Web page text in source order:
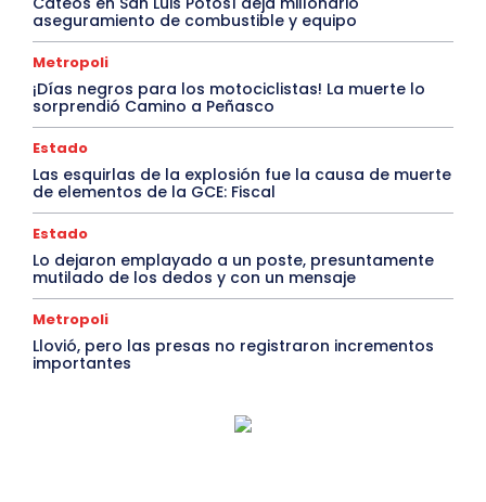
aseguramiento de combustible y equipo
Metropoli
¡Días negros para los motociclistas! La muerte lo
sorprendió Camino a Peñasco
Estado
Las esquirlas de la explosión fue la causa de muerte
de elementos de la GCE: Fiscal
Estado
Lo dejaron emplayado a un poste, presuntamente
mutilado de los dedos y con un mensaje
Metropoli
Llovió, pero las presas no registraron incrementos
importantes